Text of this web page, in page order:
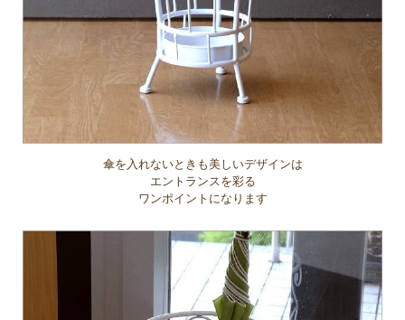
傘を入れないときも美しいデザインは
エントランスを彩る
ワンポイントになります